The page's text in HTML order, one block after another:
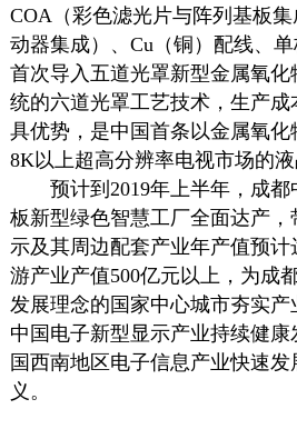
COA（彩色滤光片与阵列基板
动器集成）、Cu（铜）配线、
首次导入五道光罩新型金属氧
统的六道光罩工艺技术，生产
具优势，是中国首条以金属氧化
8K以上超高分辨率电视市场的液
预计到2019年上半年，成
板新型绿色智慧工厂全面达产，
示及其周边配套产业年产值预计
游产业产值500亿元以上，为成
发展理念的国家中心城市夯实
中国电子新型显示产业持续健
国西南地区电子信息产业快速
义。